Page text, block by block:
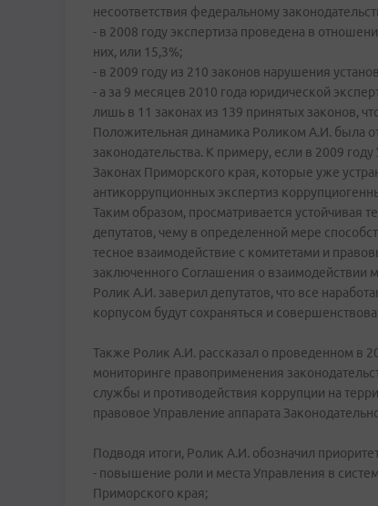
несоответствия федеральному
- в 2008 году экспертиза проведена в
них, или 15,3%;
- в 2009 году из 210 законов нарушения
- а за 9 месяцев 2010 года юридической
лишь в 11 законах из 139 принятых законов,
Положительная динамика Роликом А.И. была
законодательства. К примеру, если в 2009
Законах Приморского края, которые уже
антикоррупционных экспертиз
Таким образом, просматривается устойчивая
депутатов, чему в определенной мере
тесное взаимодействие с комитетами и
заключенного Соглашения о
Ролик А.И. заверил депутатов, что все
корпусом будут сохраняться и
Также Ролик А.И. рассказал о проведенном в
мониторинге правоприменения
службы и противодействия коррупции на
правовое Управление аппарата
Подводя итоги, Ролик А.И. обозначил
- повышение роли и места Управления в
Приморского края;